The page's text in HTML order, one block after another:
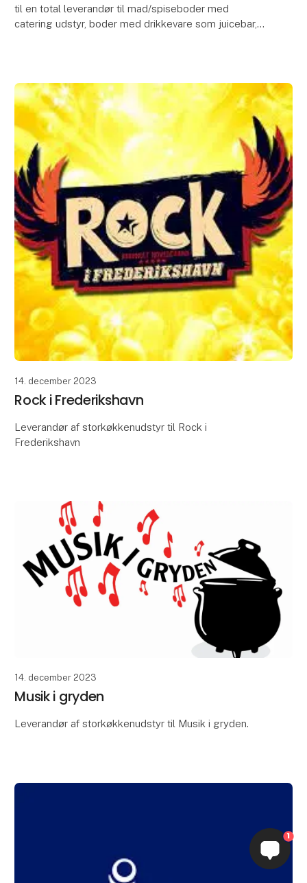
til en total leverandør til mad/spiseboder med
catering udstyr, boder med drikkevare som juicebar,
14. december 2023
Rock i Frederikshavn
Leverandør af storkøkkenudstyr til Rock i
Frederikshavn
14. december 2023
Musik i gryden
Leverandør af storkøkkenudstyr til Musik i gryden.
1